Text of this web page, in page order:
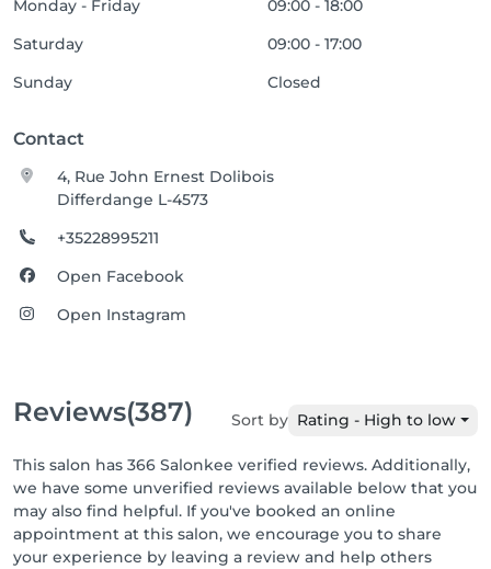
Monday - Friday
09:00 - 18:00
Saturday
09:00 - 17:00
Sunday
Closed
Contact
4, Rue John Ernest Dolibois
Differdange L-4573
+35228995211
Open Facebook
Open Instagram
Reviews(387) Sort by Rating - High to low
This salon has 366 Salonkee verified reviews. Additionally,
we have some unverified reviews available below that you
may also find helpful. If you've booked an online
appointment at this salon, we encourage you to share
your experience by leaving a review and help others